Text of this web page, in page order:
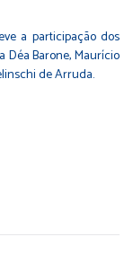
a participação dos
Déa Barone, Maurício
de Arruda.